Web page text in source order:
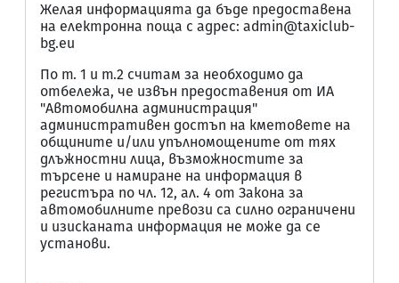
Желая информацията да бъде предоставена
на електронна поща с адрес: admin@taxiclub-
bg.eu
По т. 1 и т.2 считам за необходимо да
отбележа, че извън предоставения от ИА
"Автомобилна администрация"
административен достъп на кметовете на
общините и/или упълномощените от тях
длъжностни лица, възможностите за
търсене и намиране на информация в
регистъра по чл. 12, ал. 4 от Закона за
автомобилните превози са силно ограничени
и изисканата информация не може да се
установи.